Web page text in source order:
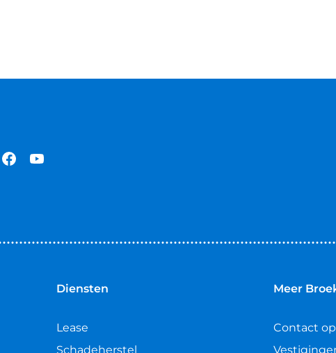
Diensten
Lease
Schadeherstel
Meer
Contact